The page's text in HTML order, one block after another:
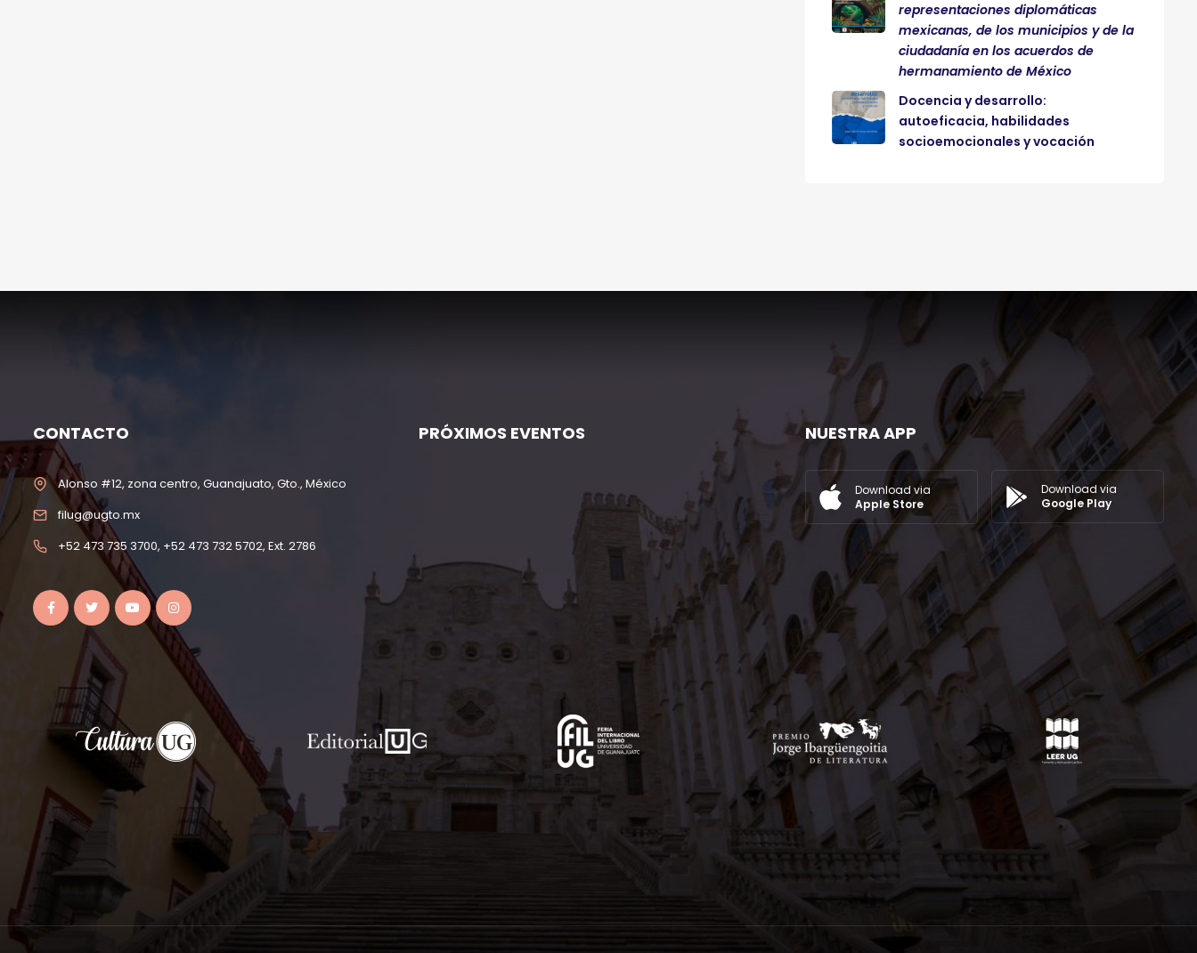
representaciones diplomáticas
mexicanas, de los municipios y de la
ciudadanía en los acuerdos de
hermanamiento de México
Docencia y desarrollo:
autoeficacia, habilidades
socioemocionales y vocación
CONTACTO
Alonso #12, zona centro, Guanajuato, Gto., México
filug@ugto.mx
+52 473 735 3700, +52 473 732 5702, Ext. 2786
PRÓXIMOS EVENTOS NUESTRA APP
Download via
Apple Store
Download via
Google Play